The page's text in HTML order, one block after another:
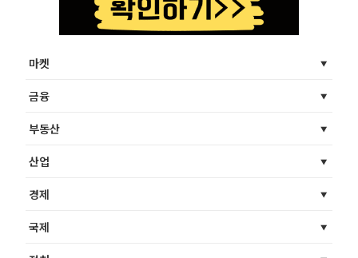
마켓
금융
부동산
산업
경제
국제